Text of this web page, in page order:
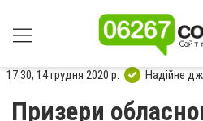
17:30, 14 грудня 2020 р. Надійне
Призери